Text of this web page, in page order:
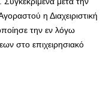
η Διαχειριστική
την εν λόγω
στο επιχειρησιακό